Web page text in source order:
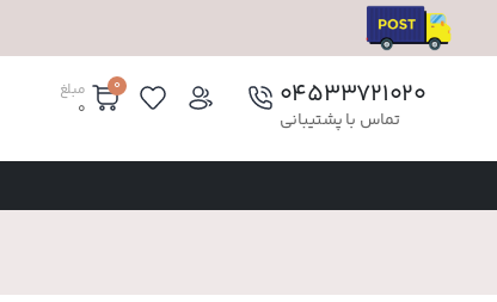
۰۴۵۳۳۷۲۱۰۲۰
تماس با پشتیبانی
مبلغ
0
0